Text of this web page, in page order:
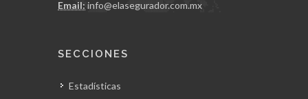
Email: info@elasegurador.com.mx
SECCIONES
Estadísticas